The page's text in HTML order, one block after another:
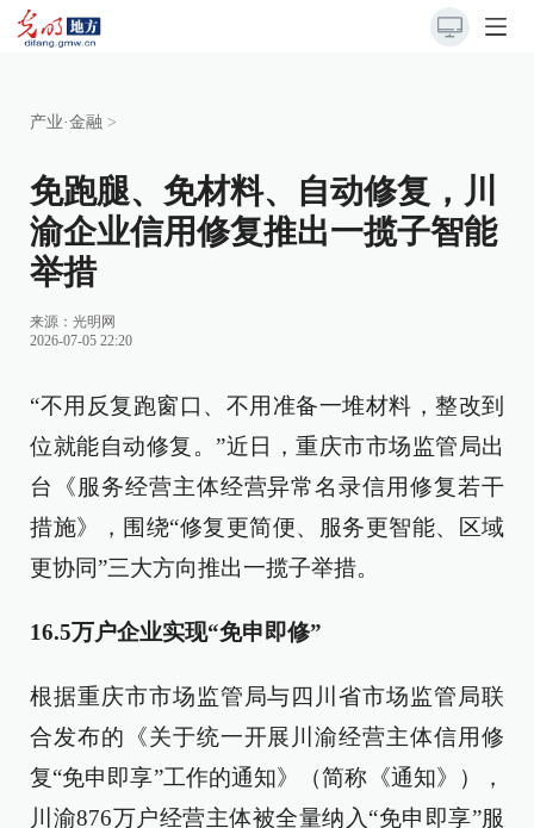
产业·金融 >
免跑腿、免材料、自动修复，川
渝企业信用修复推出一揽子智能
举措
来源： 光明网
2026-07-05 22:20
“不用反复跑窗口、不用准备一堆材料，整改到
位就能自动修复。”近日，重庆市市场监管局出
台《服务经营主体经营异常名录信用修复若干
措施》，围绕“修复更简便、服务更智能、区域
更协同”三大方向推出一揽子举措。
16.5万户企业实现“免申即修”
根据重庆市市场监管局与四川省市场监管局联
合发布的《关于统一开展川渝经营主体信用修
复“免申即享”工作的通知》（简称《通知》），
川渝876万户经营主体被全量纳入“免申即享”服